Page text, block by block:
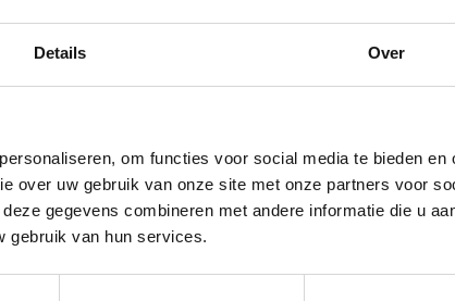
Details Over
om functies voor social media te bieden en
over uw gebruik van onze site met onze partners voor
gegevens combineren met andere informatie die u
gebruik van hun services.
zoek naar tuin- en infraproducten. Als
Lees meer over de
de vakantieperiode
de actuele openingstijden.